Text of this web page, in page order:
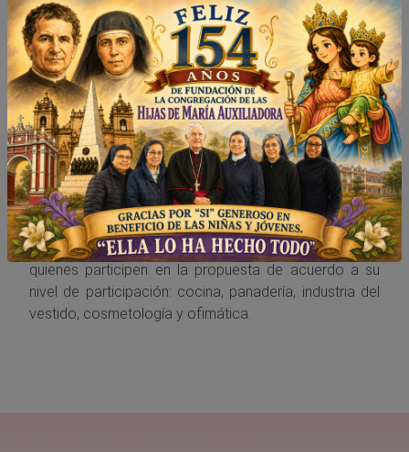
Pontificia Universidad Católica del Perú
El CETPRO MARIA AUXILIADORA nos ofrece
certificación en carreras técnicas y diplomas para
quienes participen en la propuesta de acuerdo a su
nivel de participación: cocina, panadería, industria del
vestido, cosmetología y ofimática.